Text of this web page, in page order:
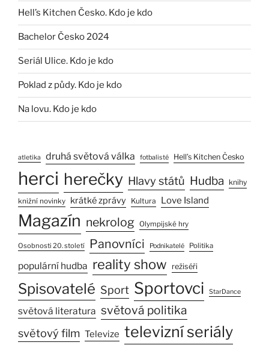
Hell’s Kitchen Česko. Kdo je kdo
Bachelor Česko 2024
Seriál Ulice. Kdo je kdo
Poklad z půdy. Kdo je kdo
Na lovu. Kdo je kdo
atletika druhá světová válka fotbalisté Hell’s Kitchen Česko
herci herečky Hlavy států Hudba knihy
knižní novinky krátké zprávy Kultura Love Island
Magazín nekrolog Olympijské hry
Osobnosti 20. století Panovníci Podnikatelé Politika
populární hudba reality show režiséři
Spisovatelé Sport Sportovci StarDance
světová literatura světová politika
světový film Televize televizní seriály